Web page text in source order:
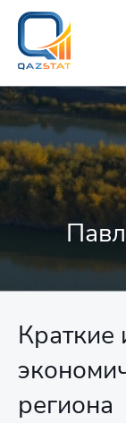
Краткие
региона